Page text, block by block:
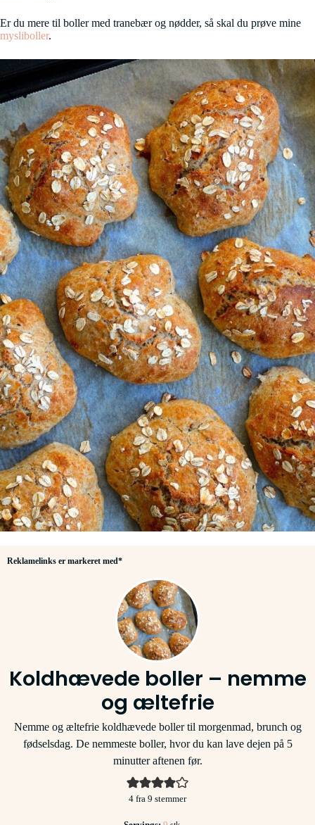
Er du mere til boller med tranebær og nødder, så skal du prøve mine
mysliboller.
Reklamelinks er markeret med*
Koldhævede boller – nemme
og æltefrie
Nemme og æltefrie koldhævede boller til morgenmad, brunch og
fødselsdag. De nemmeste boller, hvor du kan lave dejen på 5
minutter aftenen før.
4 fra 9 stemmer